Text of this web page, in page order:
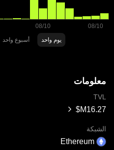
يوم واحد أسبوع واحد
معلومات
TVL
الشبكة
Ethereum